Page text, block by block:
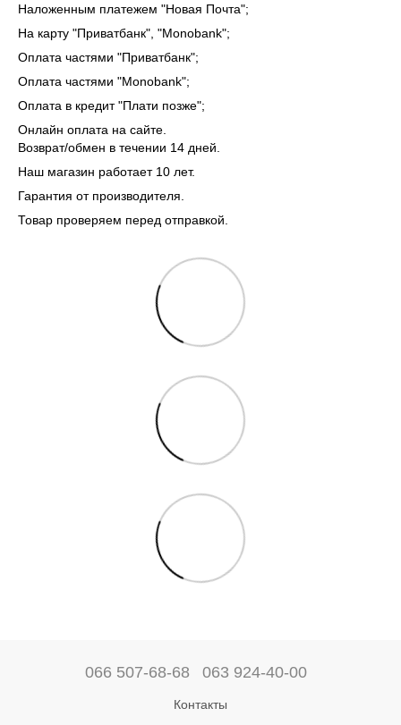
Наложенным платежем "Новая Почта";
На карту "Приватбанк", "Monobank";
Оплата частями "Приватбанк";
Оплата частями "Monobank";
Оплата в кредит "Плати позже";
Онлайн оплата на сайте.
Возврат/обмен в течении 14 дней.
Наш магазин работает 10 лет.
Гарантия от производителя.
Товар проверяем перед отправкой.
066 507-68-68 063 924-40-00
Контакты